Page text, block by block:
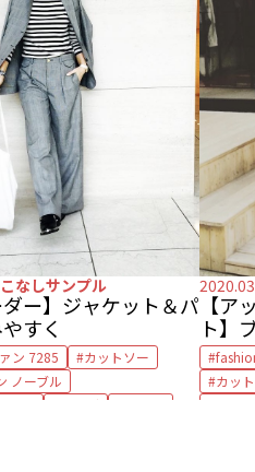
なしサンプル
ダー】ジャケット＆パ
すく
ン 7285
カットソー
ノーブル
バッグ
【
ト】
ノト
カッ